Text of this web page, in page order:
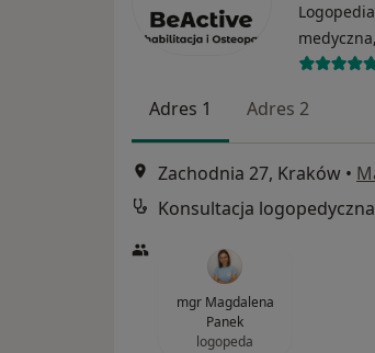
Adres 1 Adres 2
Zachodnia 27, Kraków •
Konsultacja
mgr Magdalena
Panek
logopeda